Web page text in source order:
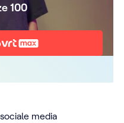
100
media